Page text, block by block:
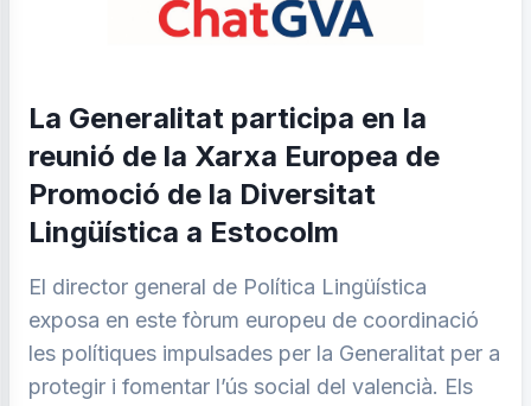
La Generalitat participa en la
reunió de la Xarxa Europea de
Promoció de la Diversitat
Lingüística a Estocolm
El director general de Política Lingüística
exposa en este fòrum europeu de coordinació
les polítiques impulsades per la Generalitat per a
protegir i fomentar l’ús social del valencià. Els